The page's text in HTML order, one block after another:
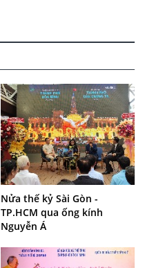
Nửa thế kỷ Sài Gòn -
TP.HCM qua ống kính
Nguyễn Á